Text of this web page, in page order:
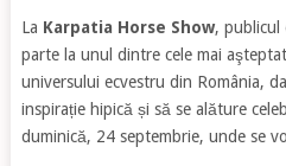
La Karpatia Horse Show, publicul
parte la unul dintre cele mai
universului ecvestru din România,
inspirație hipică și să se alăture
duminică, 24 septembrie, unde se